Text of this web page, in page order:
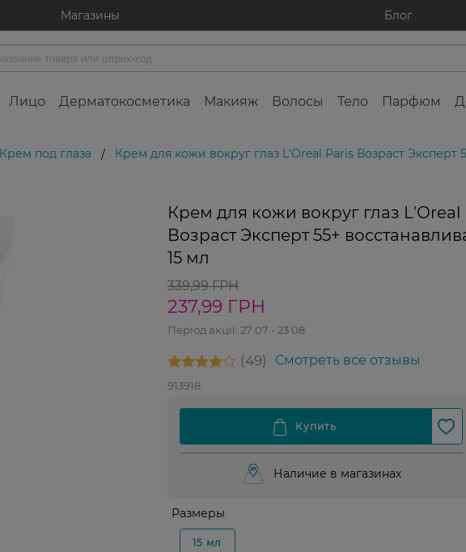
Магазины Блог
Лицо Дерматокосметика Макияж Волосы Тело Парфюм
Крем под глаза / Крем для кожи вокруг глаз L'Оreal Paris Возраст Эксперт
Крем для кожи вокруг глаз L'Оreal
Возраст Эксперт 55+
15 мл
339,99 ГРН
237,99 ГРН
Період акції: 27 07 - 23 08
49 Смотреть все отзывы
913918
Наличие в магазинах
Размеры
15 мл